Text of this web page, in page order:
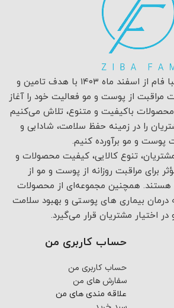
فروشگاه اینترنتی زیبا فام از اسفند ماه ۱۴۰۳ با هدف تامین و
مراقبت از پوست و مو فعالیت خود را آغاز
محصولات باکیفیت و متنوع، تلاش می‌کنیم
را در زمینه حفظ سلامت، شادابی و
پوست و مو برآورده کنیم.
تنوع کالایی، کیفیت محصولات و
برای مراقبت روزانه از پوست و مو از
هستند. همچنین مجموعه‌ای از محصولات
بیماری های پوستی و بهبود سلامت
اختیار مشتریان قرار می‌گیرد.
حساب کاربری من
حساب کاربری من
سفارش های من
علاقه مندی های من